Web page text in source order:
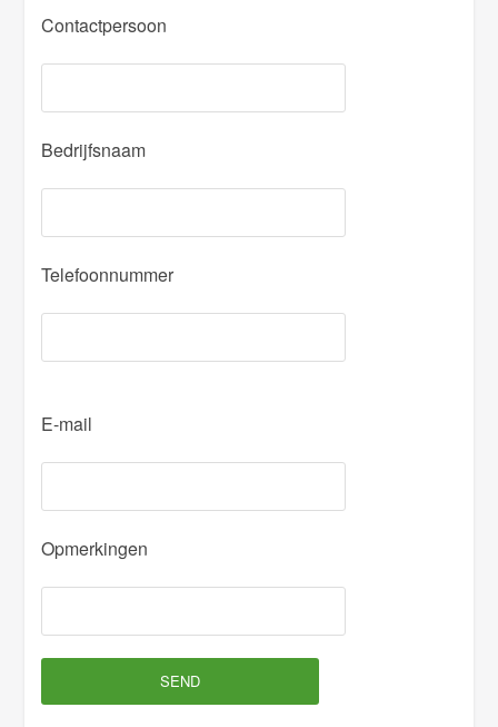
Contactpersoon
Bedrijfsnaam
Telefoonnummer
l
e
e
l
e
E-mail
Opmerkingen